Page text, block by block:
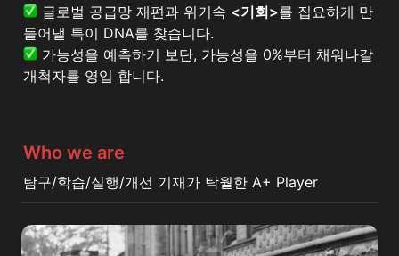
글로벌 공급망 재편과 위기속 <기회>를 집요하게 만
가능성을 예측하기 보단, 가능성을 0%부터 채워나갈
개척자를 영입 합니다.
Who we are
탐구/학습/실행/개선 기재가 탁월한 A+ Player